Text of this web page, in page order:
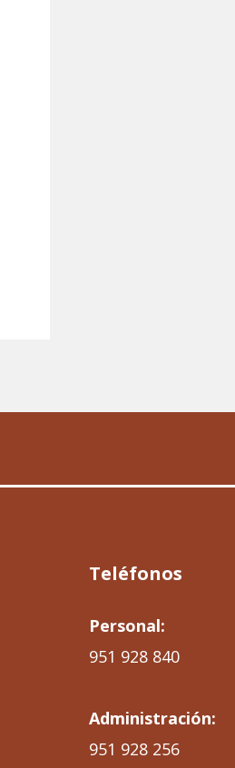
Teléfonos
Personal:
951 928 840
Administración:
951 928 256